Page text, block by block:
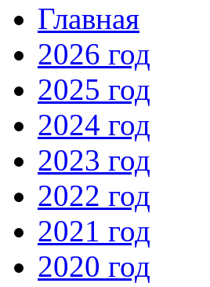
Главная
2026 год
2025 год
2024 год
2023 год
2022 год
2021 год
2020 год